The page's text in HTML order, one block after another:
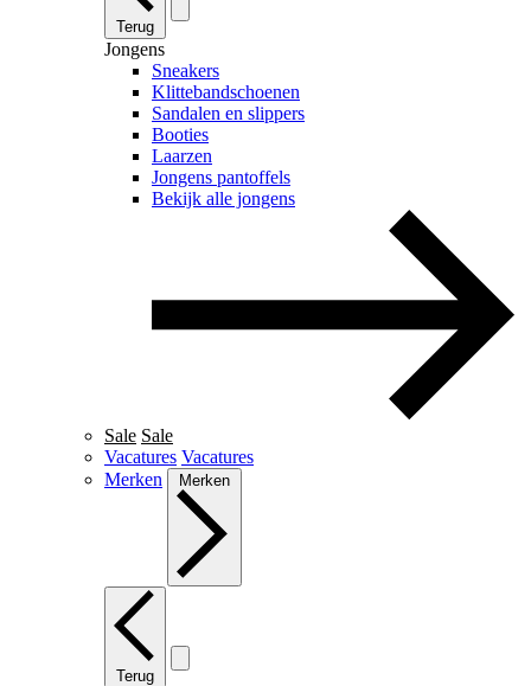
Terug
Jongens
Sneakers
Klittebandschoenen
Sandalen en slippers
Booties
Laarzen
Jongens pantoffels
Bekijk alle jongens
Sale Sale
Vacatures Vacatures
Merken
Merken
Terug